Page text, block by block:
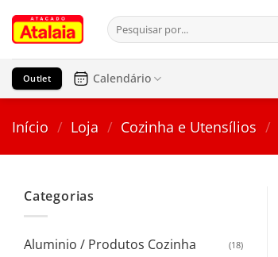
para
conteúdo
Pesquisar
por:
Outlet Calendário
Início / Loja / Cozinha e Utensílios /
Categorias
Aluminio / Produtos Cozinha (18)